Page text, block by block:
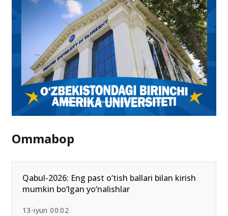
Ommabop
Qabul-2026: Eng past o‘tish ballari bilan kirish
mumkin bo‘lgan yo‘nalishlar
13-iyun 00:02